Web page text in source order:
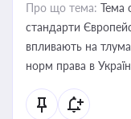
Про що тема: Тема
стандарти
впливають на
норм права в